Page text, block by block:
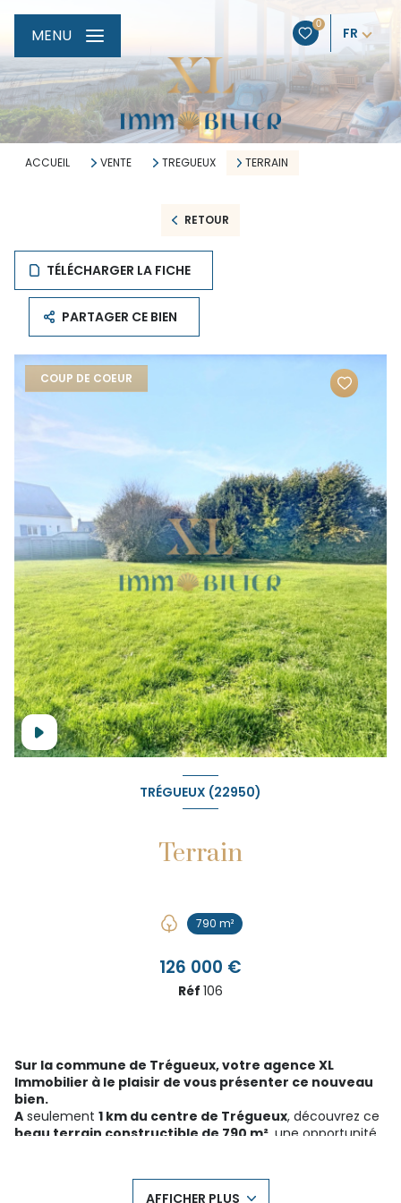
0
FR
MENU
ACCUEIL VENTE TREGUEUX TERRAIN
RETOUR
TÉLÉCHARGER LA FICHE
PARTAGER CE BIEN
COUP DE COEUR
TRÉGUEUX (22950)
Terrain
790 m²
126 000 €
Réf 106
Sur la commune de Trégueux, votre agence XL
Immobilier à le plaisir de vous présenter ce nouveau
bien.
A seulement 1 km du centre de Trégueux, découvrez ce
beau terrain constructible de 790 m² , une opportunité
et à l’abri des regards, il permet de profiter d’un cadre
AFFICHER PLUS